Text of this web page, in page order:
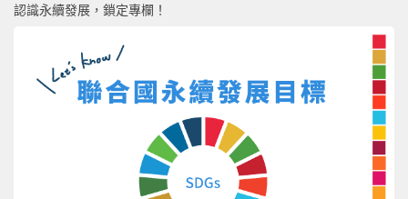
認識永續發展，鎖定專欄！